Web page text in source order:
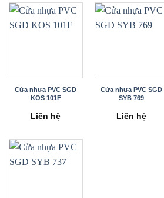
Cửa nhựa PVC SGD
KOS 101F
Liên hệ
Cửa nhựa PVC SGD
SYB 769
Liên hệ